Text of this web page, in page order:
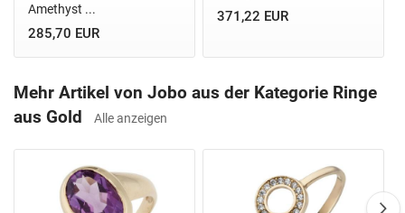
Amethyst ...
285,70 EUR
371,22 EUR
Mehr Artikel von Jobo aus der Kategorie Ringe
aus Gold
Alle anzeigen